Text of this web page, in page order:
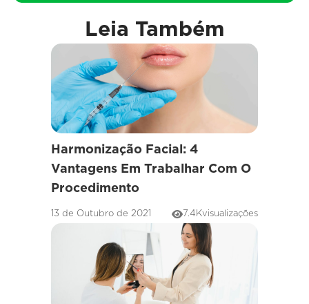
Leia Também
Harmonização Facial: 4
Vantagens Em Trabalhar Com O
Procedimento
13 de Outubro de 2021 7.4Kvisualizações